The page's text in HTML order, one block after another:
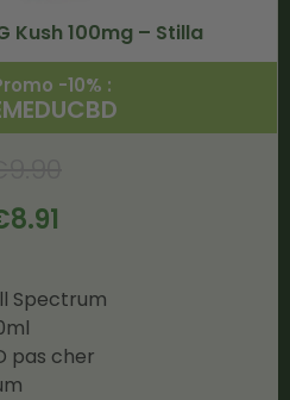
Kush 100mg – Stilla
-10% :
8.91
Spectrum
pas cher